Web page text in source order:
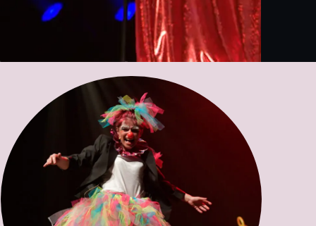
Anita monte un cirque avec les enfants. Elle aura besoin
de 2 lions, éléphants, clowns, équilibristes, magicien,
gymnaste...
Elle costume les enfants et leur fait faire un numéro.
Grande parade